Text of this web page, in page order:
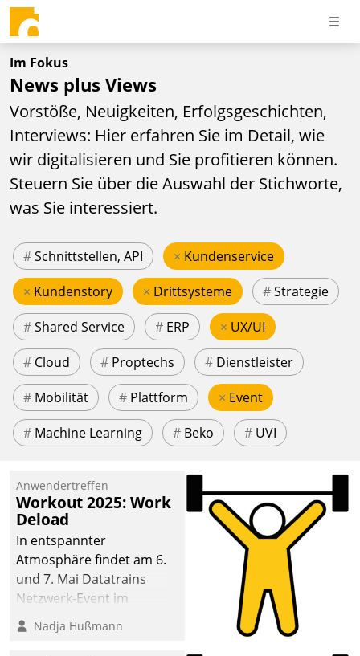
Im Fokus
News plus Views
Vorstöße, Neuigkeiten, Erfolgsgeschichten,
Interviews: Hier erfahren Sie im Detail, wie
wir digitalisieren und Sie profitieren können.
Steuern Sie über die Auswahl der Stichworte,
was Sie interessiert.
#Schnittstellen, API × Kundenservice
× Kundenstory × Drittsysteme #Strategie
#Shared Service # ERP × UX/UI
# Cloud # Proptechs # Dienstleister
# Mobilität # Plattform × Event
# Machine Learning # Beko # UVI
Anwendertreffen
Workout 2025: Work
Deload
In entspannter
Atmosphäre findet am 6.
und 7. Mai Datatrains
Netzwerk-Event im
Kunden- und Partnerkreis
statt. Zentrale Frage: Wie
Nadja Hußmann